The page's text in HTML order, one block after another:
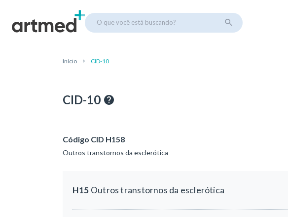
O que você está buscando?
Início CID-10
CID-10
Código CID H158
Outros transtornos da esclerótica
H15 Outros transtornos da esclerótica